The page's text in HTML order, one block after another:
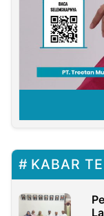
KABAR